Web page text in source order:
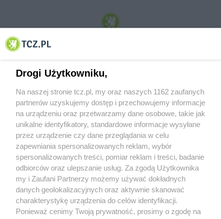
© 2001-2026 Tczew - TCZ.PL Sp. z o.o. Internetowy Serwis Informacyjny Miasta
O FIRMIE POLITYKA PRYWATNOŚCI HOSTING
REKLAMA WSPÓŁPRACA RSS FACEBOOK KONTAKT
Nasze serwisy
Aktualności
Tcz24
Muzyka i kultura
Archiwum wydarzeń
Drogi Użytkowniku,
Na naszej stronie tcz.pl, my oraz naszych 1162 zaufanych
partnerów uzyskujemy dostęp i przechowujemy informacje
na urządzeniu oraz przetwarzamy dane osobowe, takie jak
unikalne identyfikatory, standardowe informacje wysyłane
przez urządzenie czy dane przeglądania w celu
zapewniania spersonalizowanych reklam, wybór
spersonalizowanych treści, pomiar reklam i treści, badanie
odbiorców oraz ulepszanie usług. Za zgodą Użytkownika
my i Zaufani Partnerzy możemy używać dokładnych
danych geolokalizacyjnych oraz aktywnie skanować
charakterystykę urządzenia do celów identyfikacji.
Ponieważ cenimy Twoją prywatność, prosimy o zgodę na